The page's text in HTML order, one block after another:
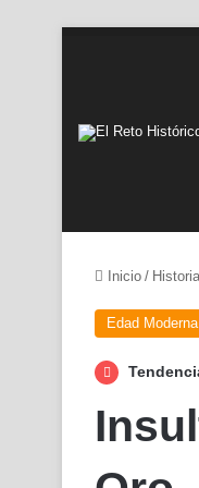
Inicio / Historia
Edad Moderna